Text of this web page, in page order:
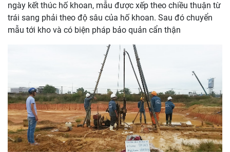
ngày kết thúc hố khoan, mẫu được xếp theo chiều thuận từ
trái sang phải theo độ sâu của hố khoan. Sau đó chuyển
mẫu tới kho và có biện pháp bảo quản cẩn thận